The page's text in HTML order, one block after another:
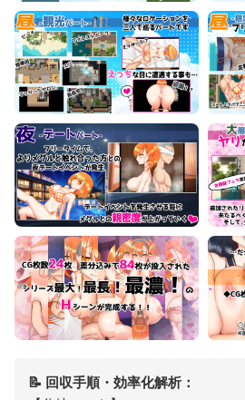
📝 回収手順・効率化解析：